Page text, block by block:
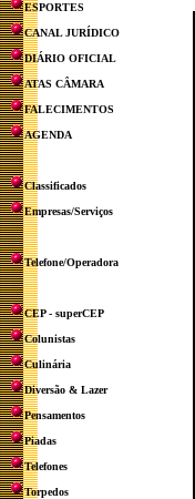
ESPORTES
CANAL JURÍDICO
DIÁRIO OFICIAL
ATAS CÂMARA
FALECIMENTOS
AGENDA
Classificados
Empresas/Serviços
Telefone/Operadora
CEP - superCEP
Colunistas
Culinária
Diversão & Lazer
Pensamentos
Piadas
Telefones
Torpedos